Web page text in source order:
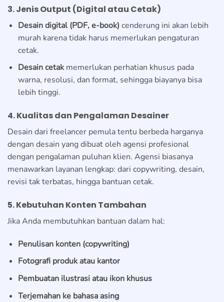
3. Jenis Output (Digital atau Cetak)
Desain digital (PDF, e-book) cenderung ini akan lebih
murah karena tidak harus memerlukan pengaturan
cetak.
Desain cetakmemerlukan perhatian khusus pada
warna, resolusi, dan format, sehingga biayanya bisa
lebih tinggi.
4. Kualitas dan Pengalaman Desainer
Desain dari freelancer pemula tentu berbeda harganya
dengan desain yang dibuat oleh agensi profesional
dengan pengalaman puluhan klien. Agensi biasanya
menawarkan layanan lengkap: dari copywriting, desain,
revisi tak terbatas, hingga bantuan cetak.
5. Kebutuhan Konten Tambahan
Jika Anda membutuhkan bantuan dalam hal:
Penulisan konten (copywriting)
Fotografi produk atau kantor
Pembuatan ilustrasi atau ikon khusus
Terjemahan ke bahasa asing